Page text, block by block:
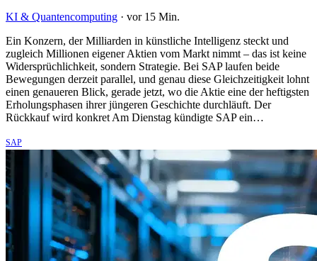
KI & Quantencomputing · vor 15 Min.
Ein Konzern, der Milliarden in künstliche Intelligenz steckt und
zugleich Millionen eigener Aktien vom Markt nimmt – das ist keine
Widersprüchlichkeit, sondern Strategie. Bei SAP laufen beide
Bewegungen derzeit parallel, und genau diese Gleichzeitigkeit lohnt
einen genaueren Blick, gerade jetzt, wo die Aktie eine der heftigsten
Erholungsphasen ihrer jüngeren Geschichte durchläuft. Der
Rückkauf wird konkret Am Dienstag kündigte SAP ein…
SAP